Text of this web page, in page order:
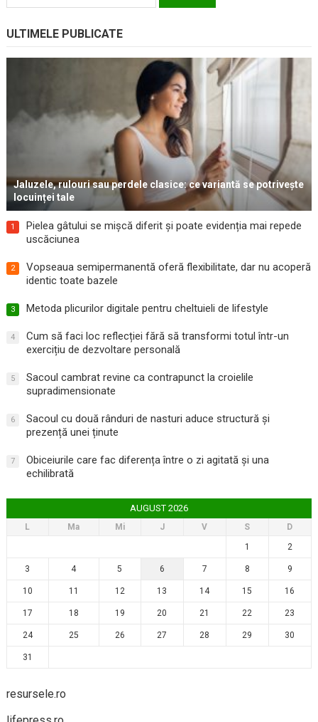
ULTIMELE PUBLICATE
Jaluzele, rulouri sau perdele clasice: ce variantă se potrivește
locuinței tale
1
Pielea gâtului se mișcă diferit și poate evidenția mai repede
uscăciunea
2
Vopseaua semipermanentă oferă flexibilitate, dar nu acoperă
identic toate bazele
3 Metoda plicurilor digitale pentru cheltuieli de lifestyle
4
Cum să faci loc reflecției fără să transformi totul într-un
exercițiu de dezvoltare personală
5
Sacoul cambrat revine ca contrapunct la croielile
supradimensionate
6
Sacoul cu două rânduri de nasturi aduce structură și
prezență unei ținute
7
Obiceiurile care fac diferența între o zi agitată și una
echilibrată
AUGUST 2026
L Ma Mi J V S
D
1
2
3 4 5 6 7 8 9
10 11 12 13 14 15 16
17 18 19 20 21 22 23
24 25 26 27 28 29 30
31
resursele.ro